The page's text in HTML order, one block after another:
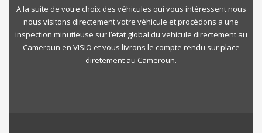
A la suite de votre choix des véhicules qui vous intéressent nous
nous visitons directement votre véhicule et procédons a une
inspection minutieuse sur l’etat global du vehicule directement au
Cameroun en VISIO et vous livrons le compte rendu sur place
diretement au Cameroun.